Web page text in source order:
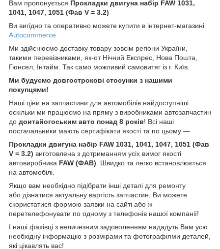
Вам пропонується Прокладки двигуна набір FAW 1031,
1041, 1047, 1051 (Фав V = 3.2)
Ви вигідно та оперативно можете купити в інтернет-магазині
Autocommerce
Ми здійснюємо доставку товару зовсім регіони України,
такими перевізниками, як-от Нічний Експрес, Нова Пошта,
Гюнсел, Інтайм. Так само можливий самовитяг із г. Київ.
Ми будуємо довгострокові стосунки з нашими
покупцями!
Наші ціни на запчастини для автомобілів найдоступніші
оскільки ми працюємо на пряму з виробниками автозапчастин
до доитайогоським авто понад 8 років! Всі наші
постачальники мають сертифікати якості та по цьому —
Прокладки двигуна набір FAW 1031, 1041, 1047, 1051 (Фав
V = 3.2) виготовлена з дотриманням усіх вимог якості
автовиробника FAW (ФАВ) . Швидко та легко встановлюється
на автомобілі.
Якщо вам необхідно підібрати інші деталі для ремонту
або дізнатися актуальну вартість запчастин, Ви можете
скористатися формою заявки на сайті або ж
перетелефонувати по одному з телефонів нашої компанії!
І наші фахівці з величезним задоволенням нададуть Вам усю
необхідну інформацію з розмірами та фотографіями деталей,
які цікавлять вас!